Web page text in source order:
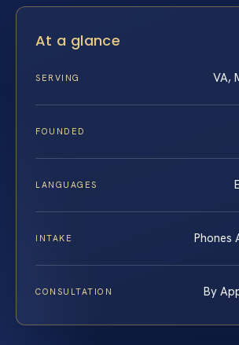
At a glance
SERVING VA,
FOUNDED
LANGUAGES
INTAKE Phones
CONSULTATION By